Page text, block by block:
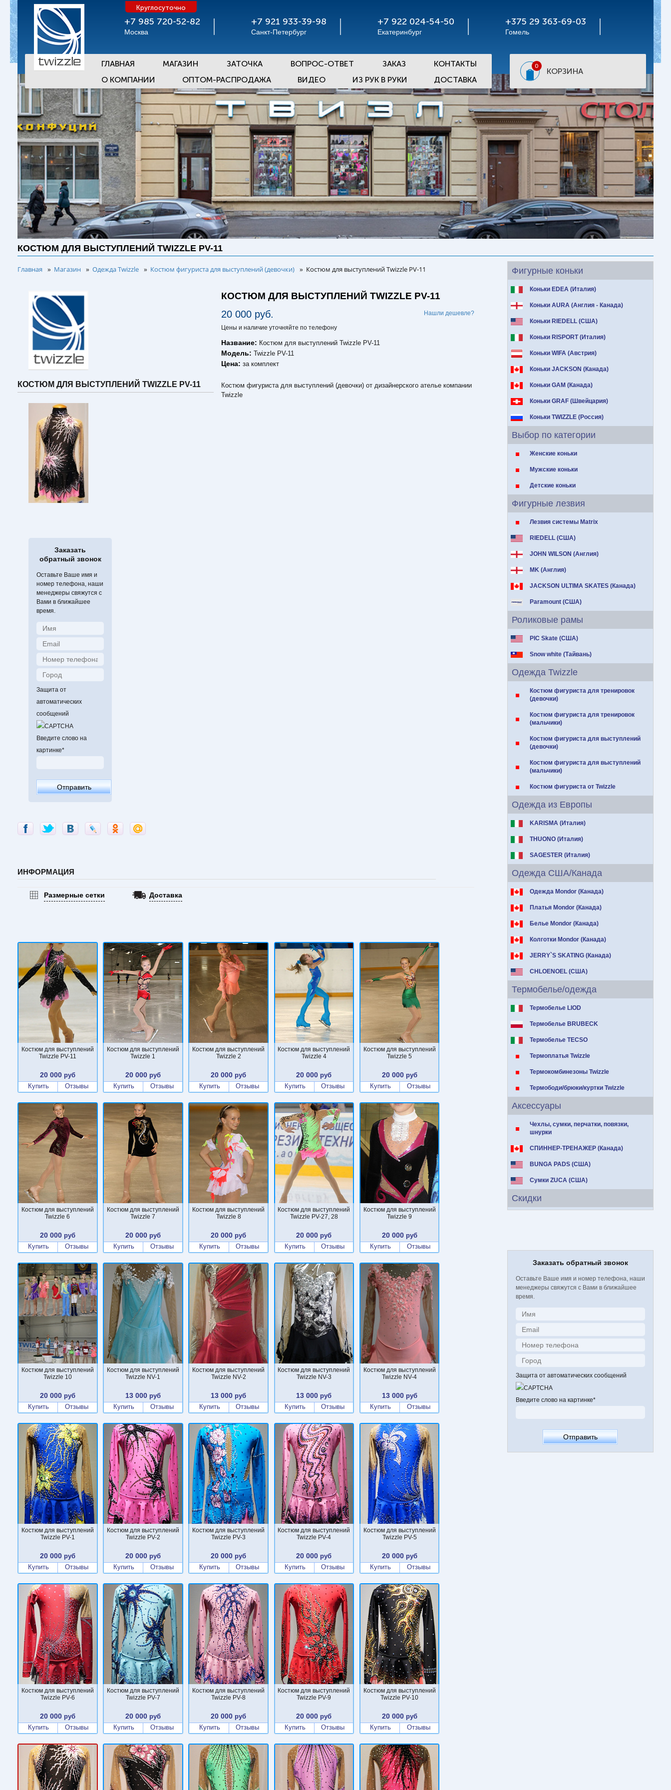
+7 985 720-52-82
Москва
Круглосуточно
+7 921 933-39-98
Санкт-Петербург
+7 922 024-54-50
Екатеринбург
+375 29 363-69-03
Гомель
ГЛАВНАЯ МАГАЗИН ЗАТОЧКА ВОПРОС-ОТВЕТ ЗАКАЗ
КОНТАКТЫ
О КОМПАНИИ
ОПТОМ-РАСПРОДАЖА ВИДЕО ИЗ РУК В РУКИ ДОСТАВКА
0
КОРЗИНА
КОСТЮМ ДЛЯ ВЫСТУПЛЕНИЙ TWIZZLE PV-11
Фигурные коньки
Коньки EDEA (Италия)
Коньки AURA (Англия - Канада)
Коньки RIEDELL (США)
Коньки RISPORT (Италия)
Коньки WIFA (Австрия)
Коньки JACKSON (Канада)
Коньки GAM (Канада)
Коньки GRAF (Швейцария)
Коньки TWIZZLE (Россия)
Выбор по категории
Женские коньки
Мужские коньки
Детские коньки
Фигурные лезвия
Лезвия системы Matrix
RIEDELL (США)
JOHN WILSON (Англия)
MK (Англия)
JACKSON ULTIMA SKATES (Канада)
Paramount (США)
Роликовые рамы
PIC Skate (США)
Snow white (Тайвань)
Одежда Twizzle
Костюм фигуриста для тренировок
(девочки)
Костюм фигуриста для тренировок
(мальчики)
Костюм фигуриста для выступлений
(девочки)
Костюм фигуриста для выступлений
(мальчики)
Костюм фигуриста от Twizzle
Одежда из Европы
KARISMA (Италия)
THUONO (Италия)
SAGESTER (Италия)
Одежда США/Канада
Одежда Mondor (Канада)
Платья Mondor (Канада)
Белье Mondor (Канада)
Колготки Mondor (Канада)
JERRY`S SKATING (Канада)
CHLOENOEL (США)
Термобелье/одежда
Термобелье LIOD
Термобелье BRUBECK
Термобелье TECSO
Термоплатья Twizzle
Термокомбинезоны Twizzle
Термободи/брюки/куртки Twizzle
Аксессуары
Чехлы, сумки, перчатки, повязки,
шнурки
СПИННЕР-ТРЕНАЖЕР (Канада)
BUNGA PADS (США)
Сумки ZUCA (США)
Скидки
Заказать обратный звонок
Оставьте Ваше имя и номер телефона, наши
менеджеры свяжутся с Вами в ближайшее
время.
Защита от автоматических сообщений
Введите слово на картинке*
Главная » Магазин » Одежда Twizzle » Костюм фигуриста для выступлений (девочки) » Костюм для выступлений Twizzle PV-11
КОСТЮМ ДЛЯ ВЫСТУПЛЕНИЙ TWIZZLE PV-11
Заказать
обратный звонок
Оставьте Ваше имя и
номер телефона, наши
менеджеры свяжутся с
Вами в ближайшее
время.
Защита от
автоматических
сообщений
Введите слово на
картинке*
КОСТЮМ ДЛЯ ВЫСТУПЛЕНИЙ TWIZZLE PV-11
20 000 руб. Нашли дешевле?
Цены и наличие уточняйте по телефону
Название: Костюм для выступлений Twizzle PV-11
Модель:Twizzle PV-11
Цена:за комплект
Костюм фигуриста для выступлений (девочки) от дизайнерского ателье компании
Twizzle
ИНФОРМАЦИЯ
Размерные сетки Доставка
Костюм для выступлений
Twizzle PV-11
20 000руб
Купить
Отзывы
Костюм для выступлений
Twizzle 1
20 000руб
Купить
Отзывы
Костюм для выступлений
Twizzle 2
20 000 руб
Купить
Отзывы
Костюм для выступлений
Twizzle 4
20 000 руб
Купить
Отзывы
Костюм для выступлений
Twizzle 5
20 000руб
Купить
Отзывы
Костюм для выступлений
Twizzle 6
20 000руб
Купить
Отзывы
Костюм для выступлений
Twizzle 7
20 000руб
Купить
Отзывы
Костюм для выступлений
Twizzle 8
20 000 руб
Купить
Отзывы
Костюм для выступлений
Twizzle PV-27, 28
20 000 руб
Купить
Отзывы
Костюм для выступлений
Twizzle 9
20 000руб
Купить
Отзывы
Костюм для выступлений
Twizzle 10
20 000руб
Купить
Отзывы
Костюм для выступлений
Twizzle NV-1
13 000руб
Купить
Отзывы
Костюм для выступлений
Twizzle NV-2
13 000 руб
Купить
Отзывы
Костюм для выступлений
Twizzle NV-3
13 000 руб
Купить
Отзывы
Костюм для выступлений
Twizzle NV-4
13 000руб
Купить
Отзывы
Костюм для выступлений
Twizzle PV-1
20 000руб
Купить
Отзывы
Костюм для выступлений
Twizzle PV-2
20 000руб
Купить
Отзывы
Костюм для выступлений
Twizzle PV-3
20 000 руб
Купить
Отзывы
Костюм для выступлений
Twizzle PV-4
20 000 руб
Купить
Отзывы
Костюм для выступлений
Twizzle PV-5
20 000руб
Купить
Отзывы
Костюм для выступлений
Twizzle PV-6
20 000руб
Купить
Отзывы
Костюм для выступлений
Twizzle PV-7
20 000руб
Купить
Отзывы
Костюм для выступлений
Twizzle PV-8
20 000 руб
Купить
Отзывы
Костюм для выступлений
Twizzle PV-9
20 000 руб
Купить
Отзывы
Костюм для выступлений
Twizzle PV-10
20 000руб
Купить
Отзывы